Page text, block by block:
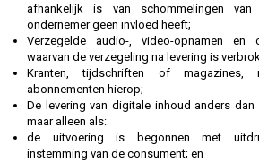
afhankelijk is van schommelingen
ondernemer geen invloed heeft;
Verzegelde audio-, video-opnamen en
waarvan de verzegeling na levering is
Kranten, tijdschriften of magazines,
abonnementen hierop;
De levering van digitale inhoud anders dan
maar alleen als:
de uitvoering is begonnen met
instemming van de consument; en